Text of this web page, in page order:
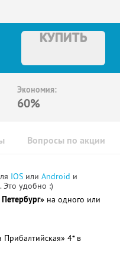
КУПИТЬ
Экономия:
60%
Вопросы по акции
IOS или Android и
Это удобно :)
на одного или
4* в